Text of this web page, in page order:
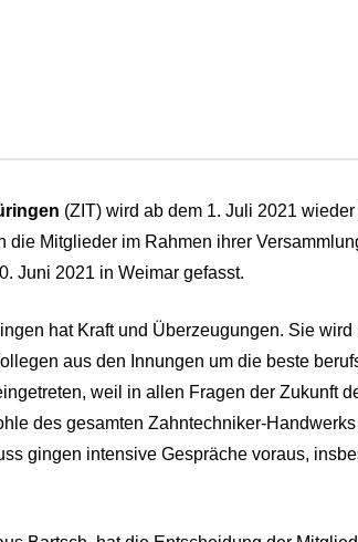
(ZIT) wird ab dem 1. Juli 2021
die Mitglieder im Rahmen ihrer
Juni 2021 in Weimar gefasst.
hat Kraft und Überzeugungen. Sie
aus den Innungen um die beste
weil in allen Fragen der Zukunft
des gesamten Zahntechniker-
gingen intensive Gespräche voraus,